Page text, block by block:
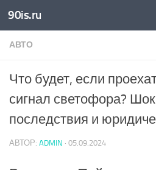
Skip to content
90is.ru
АВТО
Что будет, если
сигнал светофора?
последствия и
АВТОР: ADMIN · 05.09.2024